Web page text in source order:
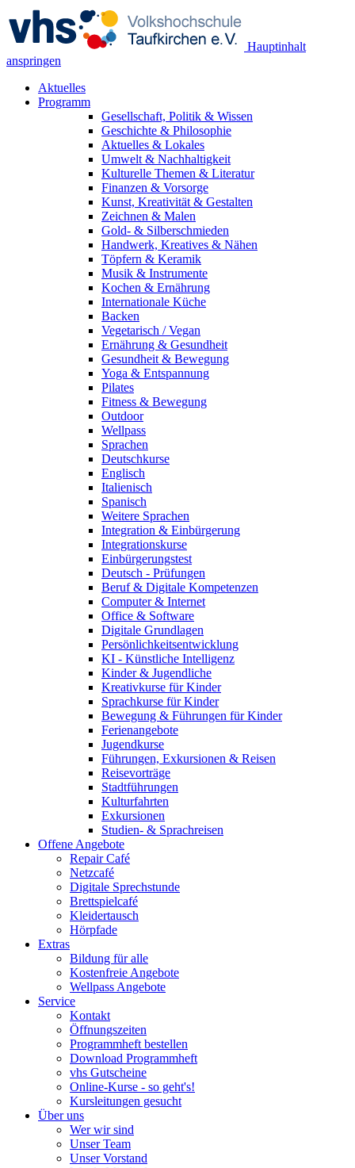
Hauptinhalt
anspringen
Aktuelles
Programm
Gesellschaft, Politik & Wissen
Geschichte & Philosophie
Aktuelles & Lokales
Umwelt & Nachhaltigkeit
Kulturelle Themen & Literatur
Finanzen & Vorsorge
Kunst, Kreativität & Gestalten
Zeichnen & Malen
Gold- & Silberschmieden
Handwerk, Kreatives & Nähen
Töpfern & Keramik
Musik & Instrumente
Kochen & Ernährung
Internationale Küche
Backen
Vegetarisch / Vegan
Ernährung & Gesundheit
Gesundheit & Bewegung
Yoga & Entspannung
Pilates
Fitness & Bewegung
Outdoor
Wellpass
Sprachen
Deutschkurse
Englisch
Italienisch
Spanisch
Weitere Sprachen
Integration & Einbürgerung
Integrationskurse
Einbürgerungstest
Deutsch - Prüfungen
Beruf & Digitale Kompetenzen
Computer & Internet
Office & Software
Digitale Grundlagen
Persönlichkeitsentwicklung
KI - Künstliche Intelligenz
Kinder & Jugendliche
Kreativkurse für Kinder
Sprachkurse für Kinder
Bewegung & Führungen für Kinder
Ferienangebote
Jugendkurse
Führungen, Exkursionen & Reisen
Reisevorträge
Stadtführungen
Kulturfahrten
Exkursionen
Studien- & Sprachreisen
Offene Angebote
Repair Café
Netzcafé
Digitale Sprechstunde
Brettspielcafé
Kleidertausch
Hörpfade
Extras
Bildung für alle
Kostenfreie Angebote
Wellpass Angebote
Service
Kontakt
Öffnungszeiten
Programmheft bestellen
Download Programmheft
vhs Gutscheine
Online-Kurse - so geht's!
Kursleitungen gesucht
Über uns
Wer wir sind
Unser Team
Unser Vorstand